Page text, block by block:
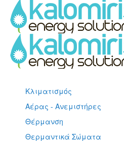
Κλιματισμός
Αέρας - Ανεμιστήρες
Θέρμανση
Θερμαντικά Σώματα